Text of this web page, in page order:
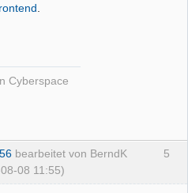
Cyberspace
5
bearbeitet von BerndK
08 11:55)